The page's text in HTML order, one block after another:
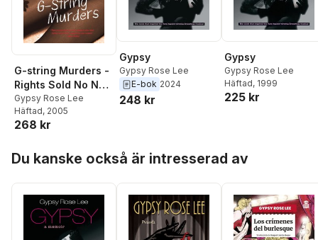
G-string Murders -
Rights Sold No Not
Use
Gypsy Rose Lee
Häftad, 2005
268 kr
Gypsy
Gypsy Rose Lee
E-bok 2024
248 kr
Gypsy
Gypsy Rose Lee
Häftad, 1999
225 kr
Du kanske också är intresserad av